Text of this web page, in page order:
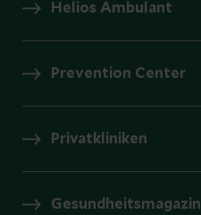
Helios Ambulant
Prevention Center
Privatkliniken
Gesundheitsmagazin